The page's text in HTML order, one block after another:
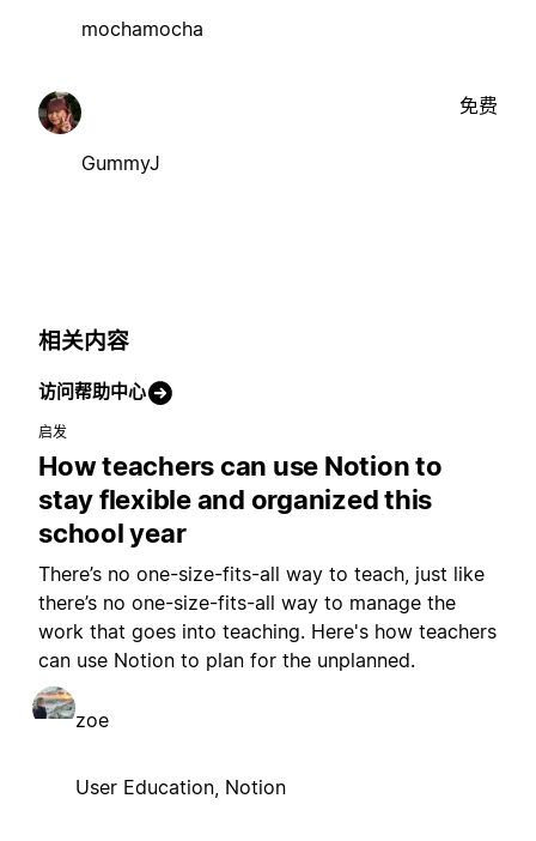
mochamocha
GummyJ
免费
相关内容
访问帮助中心
启发
How teachers can use Notion to
stay flexible and organized this
school year
There’s no one-size-fits-all way to teach, just like
there’s no one-size-fits-all way to manage the
work that goes into teaching. Here's how teachers
can use Notion to plan for the unplanned.
zoe
User Education, Notion